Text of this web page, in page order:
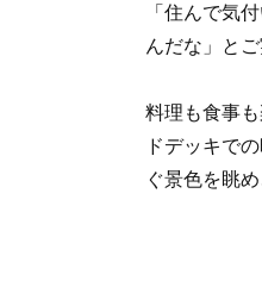
「住んで気
んだな」と
料理も食事
ドデッキで
ぐ景色を眺